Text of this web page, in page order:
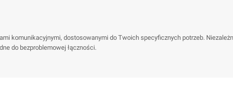
komunikacyjnymi, dostosowanymi do Twoich specyficznych potrzeb.
do bezproblemowej łączności.